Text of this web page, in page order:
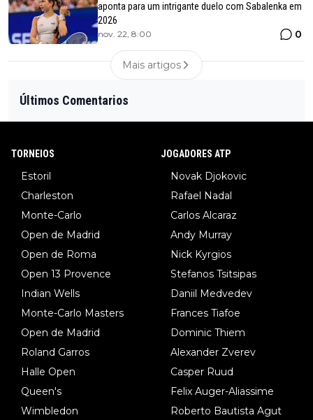
aponta para um intrigante duelo com Sabalenka em
2026
nov. 22, 8:00 0
Mais artigos
Últimos Comentarios
TORNEIOS
Estoril
Charleston
Monte-Carlo
Open de Madrid
Open de Roma
Open 13 Provence
Indian Wells
Monte-Carlo Masters
Open de Madrid
Roland Garros
Halle Open
Queen's
Wimbledon
JOGADORES ATP
Novak Djokovic
Rafael Nadal
Carlos Alcaraz
Andy Murray
Nick Kyrgios
Stefanos Tsitsipas
Daniil Medvedev
Frances Tiafoe
Dominic Thiem
Alexander Zverev
Casper Ruud
Felix Auger-Aliassime
Roberto Bautista Agut